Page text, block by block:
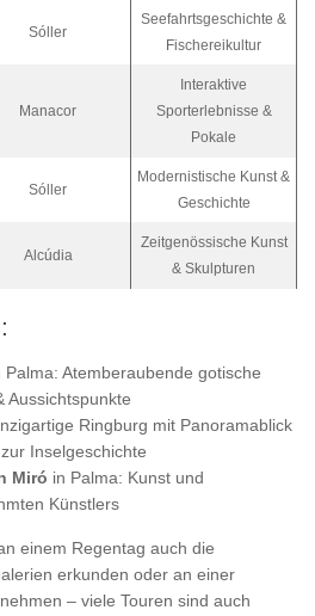
Sóller
Seefahrtsgeschichte &
Fischereikultur
Manacor
Interaktive
Sporterlebnisse &
Pokale
Sóller
Modernistische Kunst &
Geschichte
Alcúdia
Zeitgenössische Kunst
& Skulpturen
Palma: Atemberaubende gotische
Aussichtspunkte
Ringburg mit Panoramablick
Inselgeschichte
Miró in Palma: Kunst und
Künstlers
einem Regentag auch die
erkunden oder an einer
– viele Touren sind auch